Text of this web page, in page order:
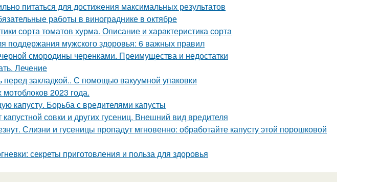
питаться для достижения максимальных результатов
работы в винограднике в октябре
сорта томатов хурма. Описание и характеристика сорта
поддержания мужского здоровья: 6 важных правил
смородины черенками. Преимущества и недостатки
Лечение
закладкой.. С помощью вакуумной упаковки
2023 года.
капусту. Борьба с вредителями капусты
капустной совки и других гусениц. Внешний вид вредителя
Слизни и гусеницы пропадут мгновенно: обработайте капусту этой порошковой
секреты приготовления и польза для здоровья